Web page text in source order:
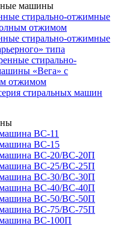
машины
стирально-отжимные
отжимом
стирально-отжимные
типа
стирально-
«Вега» с
отжимом
стиральных машин
ВС-11
ВС-15
ВС-20/ВС-20П
ВС-25/ВС-25П
ВС-30/ВС-30П
ВС-40/ВС-40П
ВС-50/ВС-50П
ВС-75/ВС-75П
ВС-100П